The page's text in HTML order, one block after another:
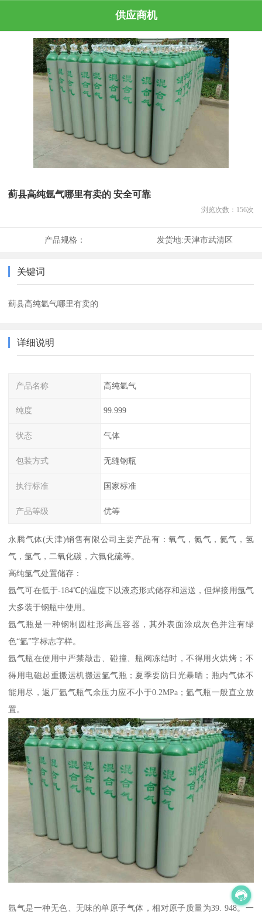
供应商机
蓟县高纯氩气哪里有卖的 安全可靠
浏览次数： 156次
产品规格： 发货地:天津市武清区
关键词
蓟县高纯氩气哪里有卖的
详细说明
产品名称 高纯氩气
纯度 99.999
状态 气体
包装方式 无缝钢瓶
执行标准 国家标准
产品等级 优等
永腾气体(天津)销售有限公司主要产品有：氧气，氮气，氦气，氢
气，氩气，二氧化碳，六氟化硫等。
高纯氩气处置储存：
氩气可在低于-184℃的温度下以液态形式储存和运送，但焊接用氩气
大多装于钢瓶中使用。
氩气瓶是一种钢制圆柱形高压容器，其外表面涂成灰色并注有绿
色“氩”字标志字样。
氩气瓶在使用中严禁敲击、碰撞、瓶阀冻结时，不得用火烘烤；不
得用电磁起重搬运机搬运氩气瓶；夏季要防日光暴晒；瓶内气体不
能用尽，返厂氩气瓶气余压力应不小于0.2MPa；氩气瓶一般直立放
置。
氩气是一种无色、无味的单原子气体，相对原子质量为39. 948。一